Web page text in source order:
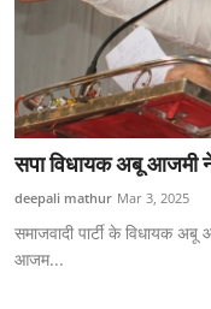
राजस्थान
विदेश
व्यापार
एज्युकेशन
सपा विधायक अबू आजमी
deepali mathur Mar 3, 2025
समाजवादी पार्टी के विधायक
आजम...